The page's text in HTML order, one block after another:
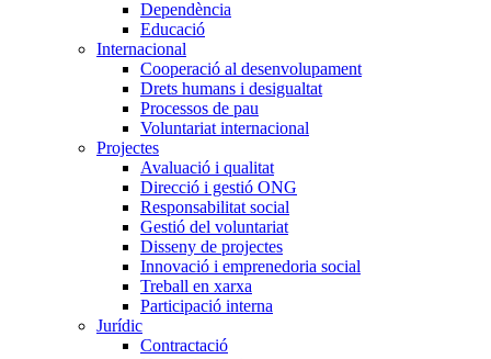
Dependència
Educació
Internacional
Cooperació al desenvolupament
Drets humans i desigualtat
Processos de pau
Voluntariat internacional
Projectes
Avaluació i qualitat
Direcció i gestió ONG
Responsabilitat social
Gestió del voluntariat
Disseny de projectes
Innovació i emprenedoria social
Treball en xarxa
Participació interna
Jurídic
Contractació